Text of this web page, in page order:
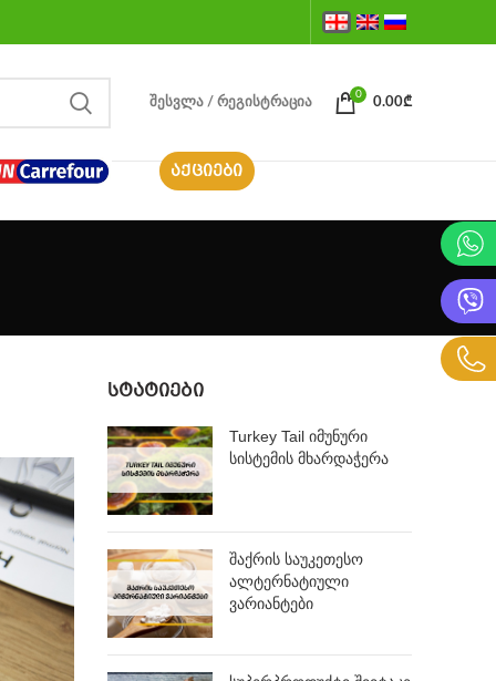
ᲨᲔᲡᲕᲚᲐ / ᲠᲔᲒᲘᲡᲢᲠᲐᲪᲘᲐ
0
0.00₾
ᲐᲥᲪᲘᲔᲑᲘ
ᲡᲢᲐᲢᲘᲔᲑᲘ
Turkey Tail იმუნური
სისტემის მხარდაჭერა
შაქრის საუკეთესო
ალტერნატიული
ვარიანტები